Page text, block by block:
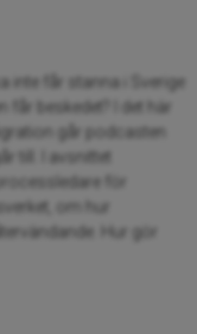
inte får stanna i Sverige
får beskedet? I det här
går podcasten
till. I avsnittet
för
om hur
Hur gör